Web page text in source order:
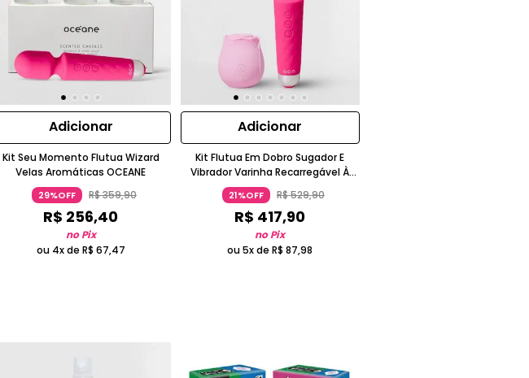
Adicionar
Kit Seu Momento Flutua Wizard
Velas Aromáticas OCEANE
29%OFF R$359,90
R$ 256,40
no Pix
ou 4x de R$ 67,47
Adicionar
Kit Flutua Em Dobro Sugador E
Vibrador Varinha Recarregável À
Prova D'Água Rosa OCEANE
21%OFF R$529,90
R$ 417,90
no Pix
ou 5x deR$ 87,98